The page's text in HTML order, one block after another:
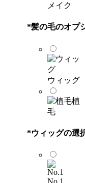
メイク
*髪の毛のオプ
ウィッグ
植
毛
*ウィッグの選
No.1